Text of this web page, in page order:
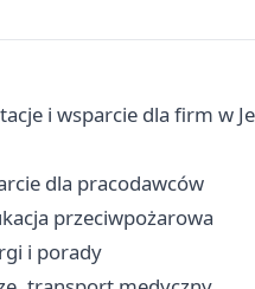
i wsparcie dla firm w
dla pracodawców
przeciwpożarowa
i porady